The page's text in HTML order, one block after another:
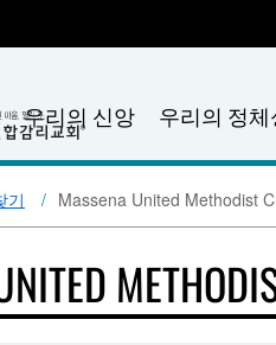
우리의 신앙 우리의 정체
기 Massena United Methodist